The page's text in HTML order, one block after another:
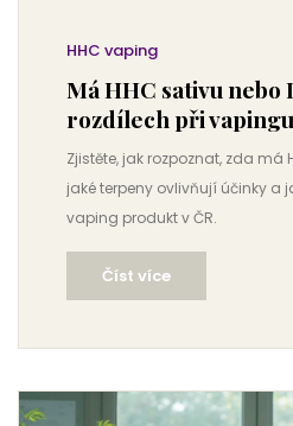
HHC vaping
Má HHC sativu nebo
rozdílech při vapingu
Zjistěte, jak rozpoznat, zda má
jaké terpeny ovlivňují účinky a
vaping produkt v ČR.
Číst více